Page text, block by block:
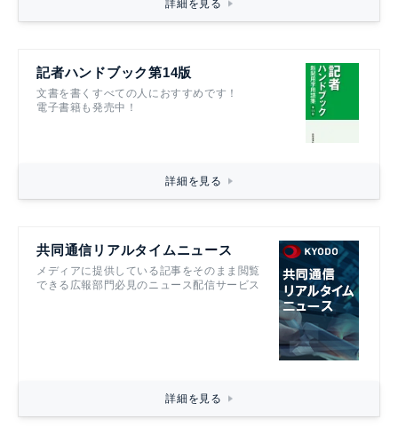
詳細を見る
記者ハンドブック第14版
文書を書くすべての人におすすめです！
電子書籍も発売中！
詳細を見る
共同通信リアルタイムニュース
メディアに提供している記事をそのまま閲覧
できる広報部門必見のニュース配信サービス
詳細を見る